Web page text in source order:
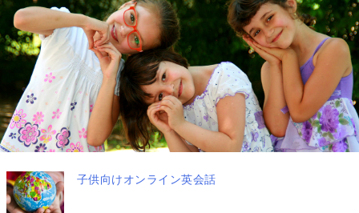
子供向けオンライン英会話